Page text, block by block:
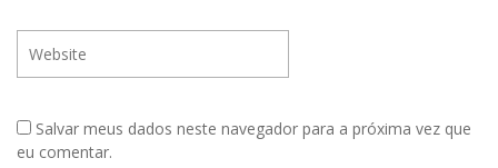
Salvar meus dados neste navegador para a próxima vez que
eu comentar.